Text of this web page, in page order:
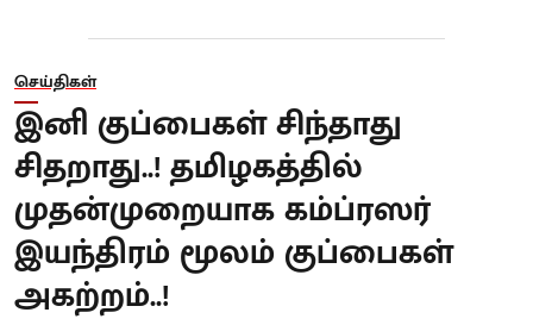
செய்திகள்
இனி குப்பைகள் சிந்தாது
சிதறாது..! தமிழகத்தில்
முதன்முறையாக கம்ப்ரஸர்
இயந்திரம் மூலம் குப்பைகள்
அகற்றம்..!